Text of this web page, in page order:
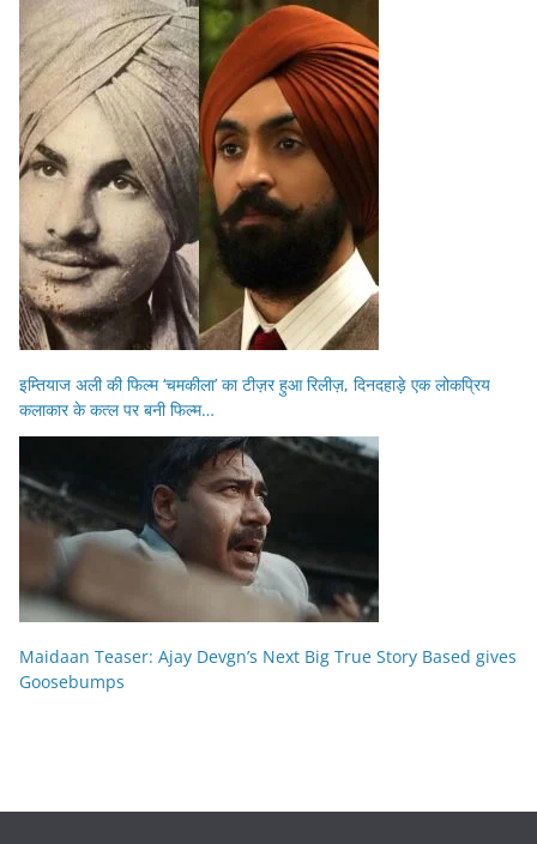
इम्तियाज अली की फिल्म ‘चमकीला’ का टीज़र हुआ रिलीज़, दिनदहाड़े एक लोकप्रिय
कलाकार के कत्ल पर बनी फिल्म…
Maidaan Teaser: Ajay Devgn’s Next Big True Story Based gives
Goosebumps